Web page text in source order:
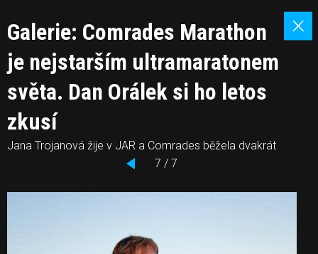
Galerie: Comrades Marathon
je nejstarším ultramaratonem
světa. Dan Orálek si ho letos
zkusí
Jana Trojanová žije v JAR a Comrades běžela dvakrát
7 / 7